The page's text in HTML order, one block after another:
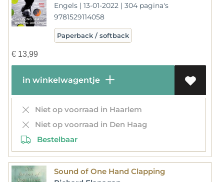
Engels | 13-01-2022 | 304 pagina's
9781529114058
Paperback / softback
€13,99
in winkelwagentje
Niet op voorraad in Haarlem
Niet op voorraad in Den Haag
Bestelbaar
Sound of One Hand Clapping